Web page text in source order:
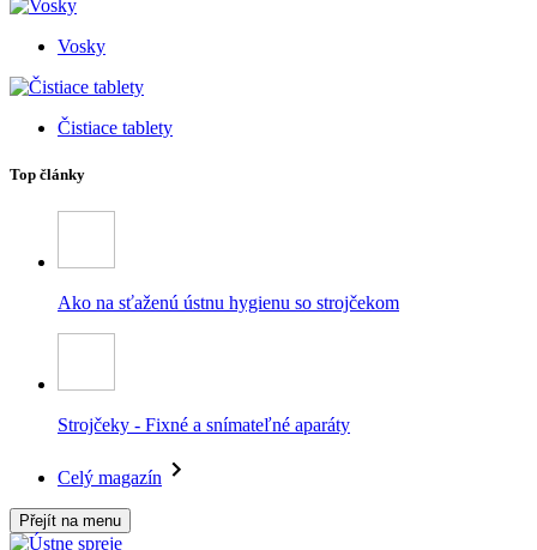
Vosky
Čistiace tablety
Top články
Ako na sťaženú ústnu hygienu so strojčekom
Strojčeky - Fixné a snímateľné aparáty
Celý magazín
Přejít na menu